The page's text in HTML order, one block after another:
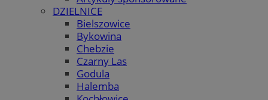
DZIELNICE
Bielszowice
Bykowina
Chebzie
Czarny Las
Godula
Halemba